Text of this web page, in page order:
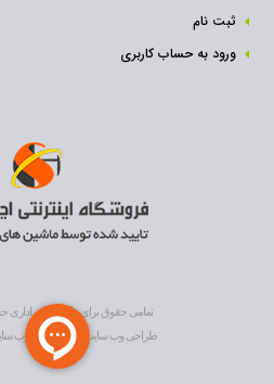
ثبت نام‌
ورود به حساب کاربری
تمامی حقوق برای ماشین های
طراحی وب سایت
و بهینه سازی وب